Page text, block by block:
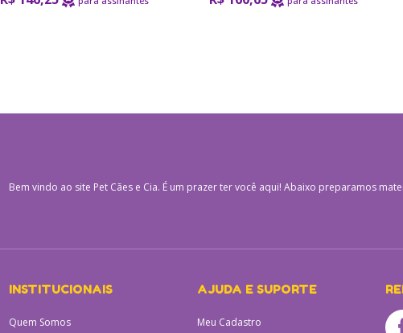
Bem vindo ao site Pet Cães e Cia. É um prazer ter você aqui! Abaixo preparamos
INSTITUCIONAIS
Quem Somos
AJUDA E SUPORTE
Meu Cadastro